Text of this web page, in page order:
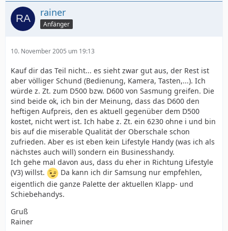
rainer
Anfänger
10. November 2005 um 19:13
Kauf dir das Teil nicht... es sieht zwar gut aus, der Rest ist
aber völliger Schund (Bedienung, Kamera, Tasten,...). Ich
würde z. Zt. zum D500 bzw. D600 von Sasmung greifen. Die
sind beide ok, ich bin der Meinung, dass das D600 den
heftigen Aufpreis, den es aktuell gegenüber dem D500
kostet, nicht wert ist. Ich habe z. Zt. ein 6230 ohne i und bin
bis auf die miserable Qualität der Oberschale schon
zufrieden. Aber es ist eben kein Lifestyle Handy (was ich als
nächstes auch will) sondern ein Businesshandy.
Ich gehe mal davon aus, dass du eher in Richtung Lifestyle
(V3) willst.
Da kann ich dir Samsung nur empfehlen,
eigentlich die ganze Palette der aktuellen Klapp- und
Schiebehandys.
Gruß
Rainer